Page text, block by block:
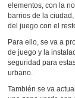
elementos, con la
barrios de la
del juego con el
Para ello, se va a
de juego y la
seguridad para
urbano.
También se va